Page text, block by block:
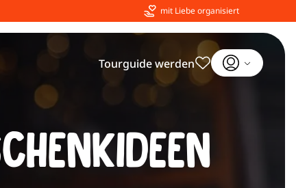
mit Liebe organisiert
Tourguide werden